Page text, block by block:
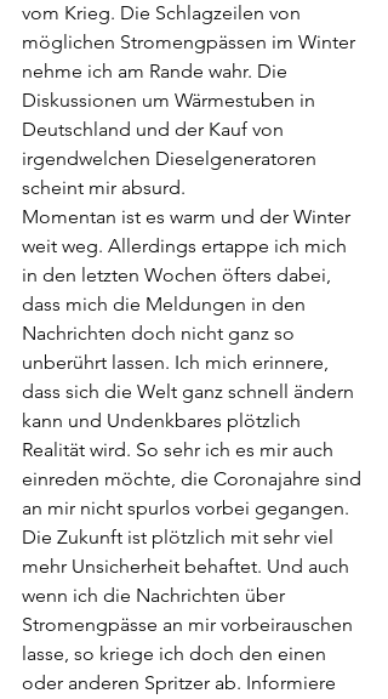
vom Krieg. Die Schlagzeilen von
möglichen Stromengpässen im Winter
nehme ich am Rande wahr. Die
Diskussionen um Wärmestuben in
Deutschland und der Kauf von
irgendwelchen Dieselgeneratoren
scheint mir absurd.
Momentan ist es warm und der Winter
weit weg. Allerdings ertappe ich mich
in den letzten Wochen öfters dabei,
dass mich die Meldungen in den
Nachrichten doch nicht ganz so
unberührt lassen. Ich mich erinnere,
dass sich die Welt ganz schnell ändern
kann und Undenkbares plötzlich
Realität wird. So sehr ich es mir auch
einreden möchte, die Coronajahre sind
an mir nicht spurlos vorbei gegangen.
Die Zukunft ist plötzlich mit sehr viel
mehr Unsicherheit behaftet. Und auch
wenn ich die Nachrichten über
Stromengpässe an mir vorbeirauschen
lasse, so kriege ich doch den einen
oder anderen Spritzer ab. Informiere